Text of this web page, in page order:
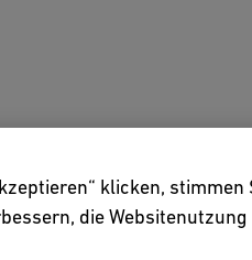
Downloads & Tools
klicken,
die